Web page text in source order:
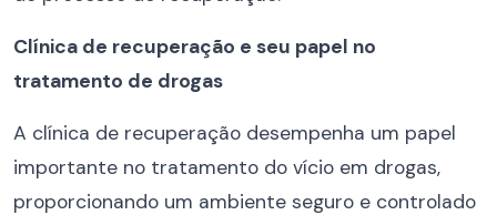
Clínica de recuperação e seu papel no
tratamento de drogas
A clínica de recuperação desempenha um papel
importante no tratamento do vício em drogas,
proporcionando um ambiente seguro e controlado